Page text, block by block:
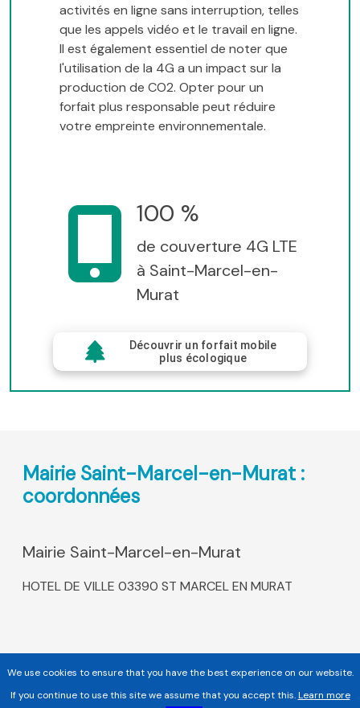
activités en ligne sans interruption, telles
que les appels vidéo et le travail en ligne.
Il est également essentiel de noter que
l'utilisation de la 4G a un impact sur la
production de CO2. Opter pour un
forfait plus responsable peut réduire
votre empreinte environnementale.
100 %
de couverture 4G LTE
à Saint-Marcel-en-
Murat
Découvrir un forfait mobile
plus écologique
Mairie Saint-Marcel-en-Murat :
coordonnées
Mairie Saint-Marcel-en-Murat
HOTEL DE VILLE 03390 ST MARCEL EN MURAT
We use cookies to ensure that you have the best experience on our website.
If you continue to use this site we assume that you accept this.Learn more